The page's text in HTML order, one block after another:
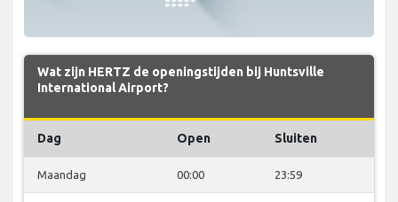
Wat zijn HERTZ de openingstijden bij Huntsville
International Airport?
Dag Open Sluiten
Maandag 00:00 23:59